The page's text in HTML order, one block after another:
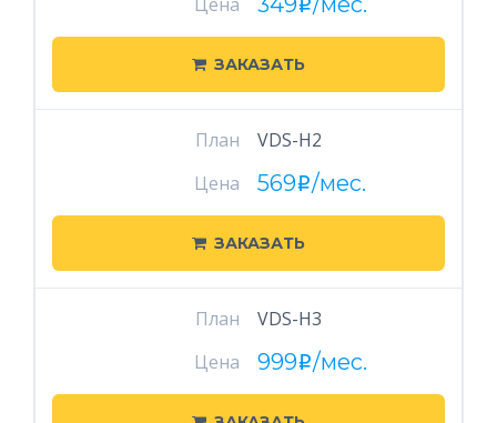
i
ЗАКАЗАТЬ
План
VDS-H2
Цена
569i/мес.
ЗАКАЗАТЬ
План
VDS-H3
Цена
999i/мес.